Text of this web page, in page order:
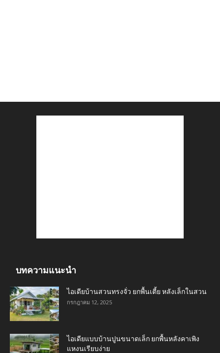
บทความแนะนำ
ไอเดียบ้านสวนทรงจั่ว ยกพื้นเตี้ย หลังเล็กในสวน
กรกฎาคม 12, 2025
ไอเดียแบบบ้านปูนขนาดเล็ก ยกพื้นหลังคาเพิง
แหงนเรียบง่าย